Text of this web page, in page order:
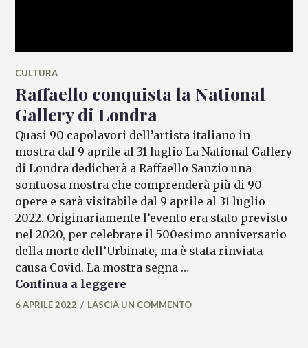
CULTURA
Raffaello conquista la National
Gallery di Londra
Quasi 90 capolavori dell’artista italiano in
mostra dal 9 aprile al 31 luglio La National Gallery
di Londra dedicherà a Raffaello Sanzio una
sontuosa mostra che comprenderà più di 90
opere e sarà visitabile dal 9 aprile al 31 luglio
2022. Originariamente l’evento era stato previsto
nel 2020, per celebrare il 500esimo anniversario
della morte dell’Urbinate, ma è stata rinviata
causa Covid. La mostra segna …
Continua a leggere
MICAELA
6 APRILE 2022 LASCIA UN COMMENTO